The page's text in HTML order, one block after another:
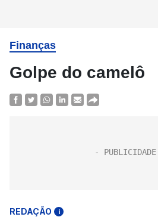
Finanças
Golpe do camelô
REDAÇÃO i